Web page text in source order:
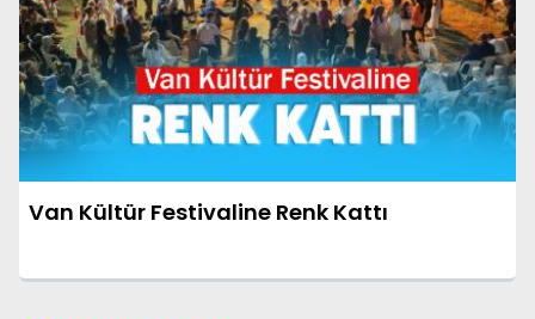
Van Kültür Festivaline Renk Kattı